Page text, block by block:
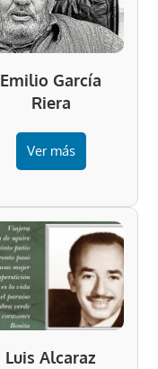
Emilio García
Riera
Ver más
Luis Alcaraz